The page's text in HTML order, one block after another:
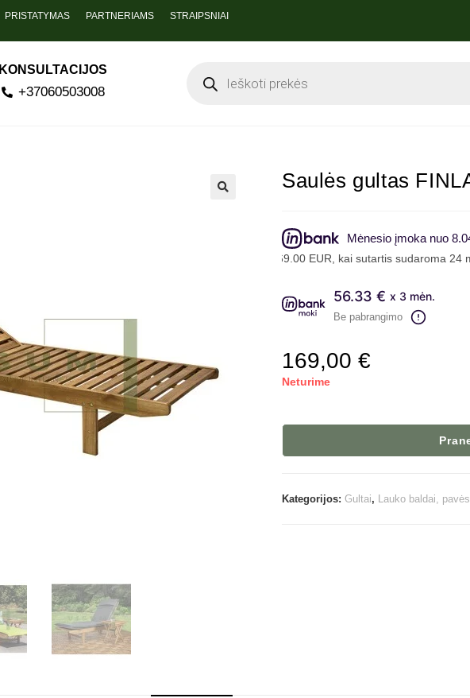
PRISTATYMAS PARTNERIAMS STRAIPSNIAI
KONSULTACIJOS
+37060503008
Saulės gultas
Mėnesio įmoka nuo
Pavyzdžiui, skolinantis 169.00 EUR, kai sutartis sudaroma 24 mėn.
56.33 € x 3 mėn.
Be pabrangimo
169,00 €
Neturime
Kategorijos: Gultai, Lauko baldai,